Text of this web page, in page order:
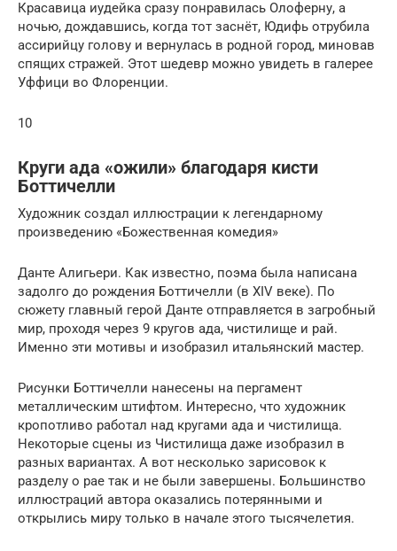
Красавица иудейка сразу понравилась Олоферну, а
ночью, дождавшись, когда тот заснёт, Юдифь отрубила
ассирийцу голову и вернулась в родной город, миновав
спящих стражей. Этот шедевр можно увидеть в галерее
Уффици во Флоренции.
10
Круги ада «ожили» благодаря кисти
Боттичелли
Художник создал иллюстрации к легендарному
произведению «Божественная комедия»
Данте Алигьери. Как известно, поэма была написана
задолго до рождения Боттичелли (в XIV веке). По
сюжету главный герой Данте отправляется в загробный
мир, проходя через 9 кругов ада, чистилище и рай.
Именно эти мотивы и изобразил итальянский мастер.
Рисунки Боттичелли нанесены на пергамент
металлическим штифтом. Интересно, что художник
кропотливо работал над кругами ада и чистилища.
Некоторые сцены из Чистилища даже изобразил в
разных вариантах. А вот несколько зарисовок к
разделу о рае так и не были завершены. Большинство
иллюстраций автора оказались потерянными и
открылись миру только в начале этого тысячелетия.